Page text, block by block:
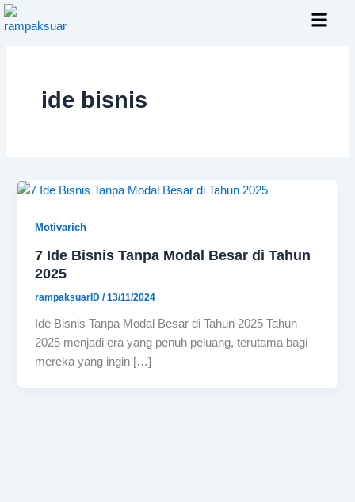
Skip
to
ide bisnis
Motivarich
7 Ide Bisnis Tanpa Modal Besar di Tahun
2025
rampaksuarID/13/11/2024
Ide Bisnis Tanpa Modal Besar di Tahun 2025 Tahun
2025 menjadi era yang penuh peluang, terutama bagi
mereka yang ingin […]